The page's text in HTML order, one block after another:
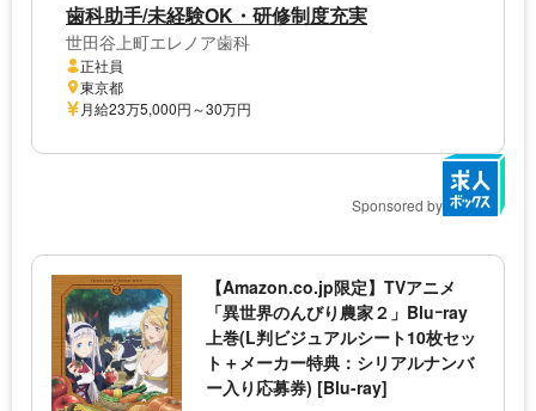
歯科助手/未経験OK・研修制度充実
世田谷上町エレノア歯科
正社員
東京都
月給23万5,000円～30万円
Sponsored by
【Amazon.co.jp限定】TVアニメ
「異世界のんびり農家２」Bluｰray
上巻(L判ビジュアルシート10枚セッ
ト＋メーカー特典：シリアルナンバ
ー入り応募券) [Blu-ray]